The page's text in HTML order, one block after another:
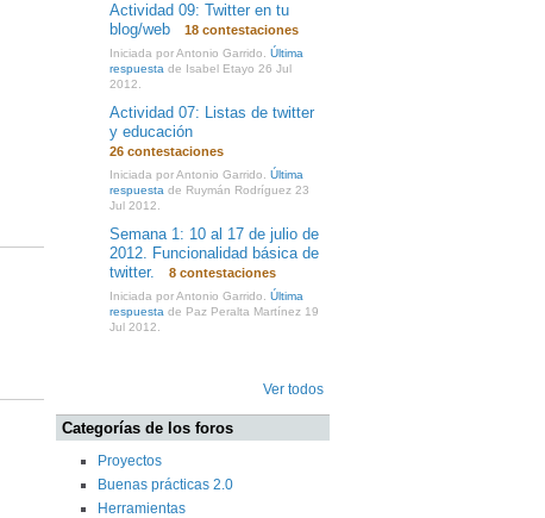
Actividad 09: Twitter en tu
blog/web
18 contestaciones
Iniciada por Antonio Garrido. Última
respuesta de Isabel Etayo 26 Jul
2012.
Actividad 07: Listas de twitter
y educación
26 contestaciones
Iniciada por Antonio Garrido. Última
respuesta de Ruymán Rodríguez 23
Jul 2012.
Semana 1: 10 al 17 de julio de
2012. Funcionalidad básica de
twitter.
8 contestaciones
Iniciada por Antonio Garrido. Última
respuesta de Paz Peralta Martínez 19
Jul 2012.
Ver todos
Categorías de los foros
Proyectos
Buenas prácticas 2.0
Herramientas